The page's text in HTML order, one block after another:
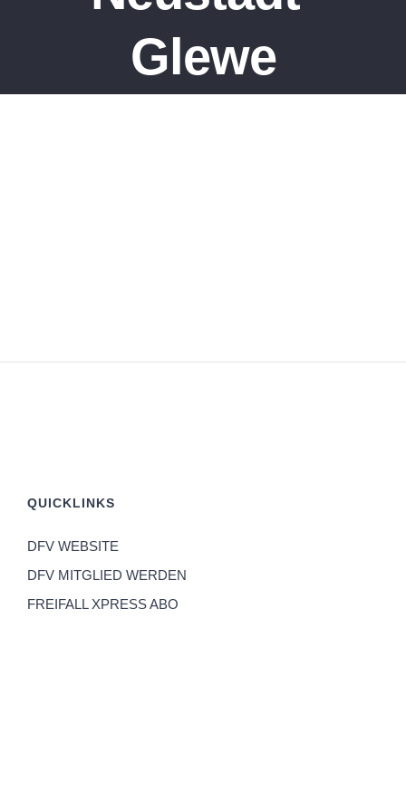
Glewe
QUICKLINKS
DFV WEBSITE
DFV MITGLIED WERDEN
FREIFALL XPRESS ABO